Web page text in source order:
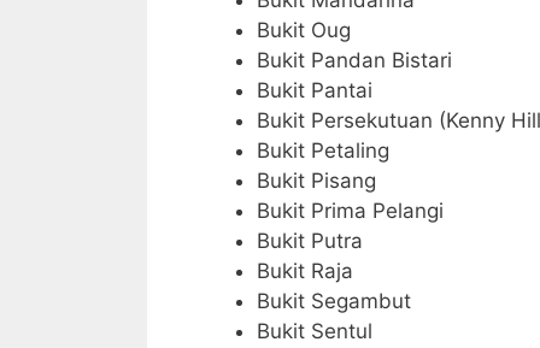
Bukit Oug
Bukit Pandan Bistari
Bukit Pantai
Bukit Persekutuan (Kenny
Bukit Petaling
Bukit Pisang
Bukit Prima Pelangi
Bukit Putra
Bukit Raja
Bukit Segambut
Bukit Sentul